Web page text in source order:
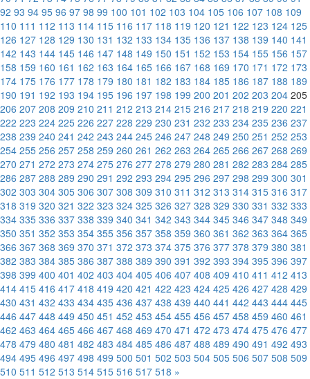
92 93 94 95 96 97 98 99 100 101 102 103 104 105 106 107 108 109
110 111 112 113 114 115 116 117 118 119 120 121 122 123 124 125
126 127 128 129 130 131 132 133 134 135 136 137 138 139 140 141
142 143 144 145 146 147 148 149 150 151 152 153 154 155 156 157
158 159 160 161 162 163 164 165 166 167 168 169 170 171 172 173
174 175 176 177 178 179 180 181 182 183 184 185 186 187 188 189
190 191 192 193 194 195 196 197 198 199 200 201 202 203 204 205
206 207 208 209 210 211 212 213 214 215 216 217 218 219 220 221
222 223 224 225 226 227 228 229 230 231 232 233 234 235 236 237
238 239 240 241 242 243 244 245 246 247 248 249 250 251 252 253
254 255 256 257 258 259 260 261 262 263 264 265 266 267 268 269
270 271 272 273 274 275 276 277 278 279 280 281 282 283 284 285
286 287 288 289 290 291 292 293 294 295 296 297 298 299 300 301
302 303 304 305 306 307 308 309 310 311 312 313 314 315 316 317
318 319 320 321 322 323 324 325 326 327 328 329 330 331 332 333
334 335 336 337 338 339 340 341 342 343 344 345 346 347 348 349
350 351 352 353 354 355 356 357 358 359 360 361 362 363 364 365
366 367 368 369 370 371 372 373 374 375 376 377 378 379 380 381
382 383 384 385 386 387 388 389 390 391 392 393 394 395 396 397
398 399 400 401 402 403 404 405 406 407 408 409 410 411 412 413
414 415 416 417 418 419 420 421 422 423 424 425 426 427 428 429
430 431 432 433 434 435 436 437 438 439 440 441 442 443 444 445
446 447 448 449 450 451 452 453 454 455 456 457 458 459 460 461
462 463 464 465 466 467 468 469 470 471 472 473 474 475 476 477
478 479 480 481 482 483 484 485 486 487 488 489 490 491 492 493
494 495 496 497 498 499 500 501 502 503 504 505 506 507 508 509
510 511 512 513 514 515 516 517 518 »